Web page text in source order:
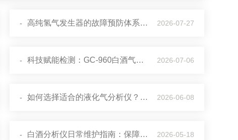
- 高纯氢气发生器的故障预防体系与长效运维逻辑 2026-07-27
- 科技赋能检测：GC-960白酒气相色谱仪的核心产品优势 2026-07-06
- 如何选择适合的液化气分析仪？关键参数与选购指南 2026-06-08
- 白酒分析仪日常维护指南：保障精准检测的长效关键 2026-05-18